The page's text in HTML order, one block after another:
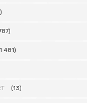
481)
(13)